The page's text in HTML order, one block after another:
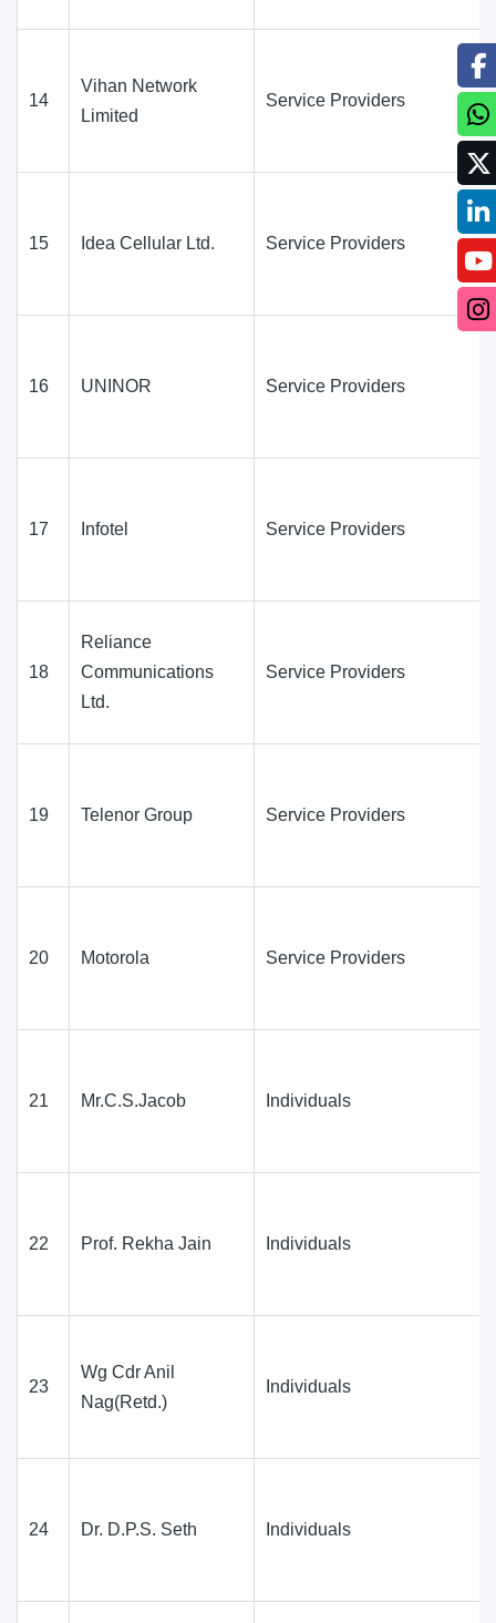
14
Vihan Network
Limited
Service Providers
15 Idea Cellular Ltd. Service Providers
16 UNINOR Service Providers
17 Infotel Service Providers
18
Reliance
Communications
Ltd.
Service Providers
19 Telenor Group Service Providers
20 Motorola Service Providers
21 Mr.C.S.Jacob Individuals
22 Prof. Rekha Jain Individuals
23
Wg Cdr Anil
Nag(Retd.)
Individuals
24 Dr. D.P.S. Seth Individuals